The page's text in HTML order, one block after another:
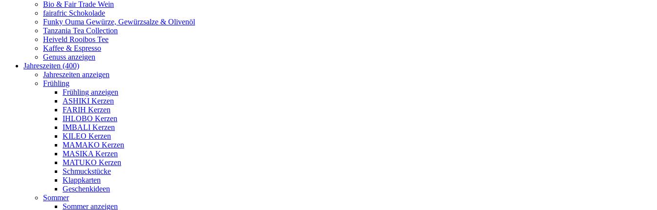
Bio & Fair Trade Wein
fairafric Schokolade
Funky Ouma Gewürze, Gewürzsalze & Olivenöl
Tanzania Tea Collection
Heiveld Rooibos Tee
Kaffee & Espresso
Genuss anzeigen
Jahreszeiten (400)
Jahreszeiten anzeigen
Frühling
Frühling anzeigen
ASHIKI Kerzen
FARIH Kerzen
IHLOBO Kerzen
IMBALI Kerzen
KILEO Kerzen
MAMAKO Kerzen
MASIKA Kerzen
MATUKO Kerzen
Schmuckstücke
Klappkarten
Geschenkideen
Sommer
Sommer anzeigen